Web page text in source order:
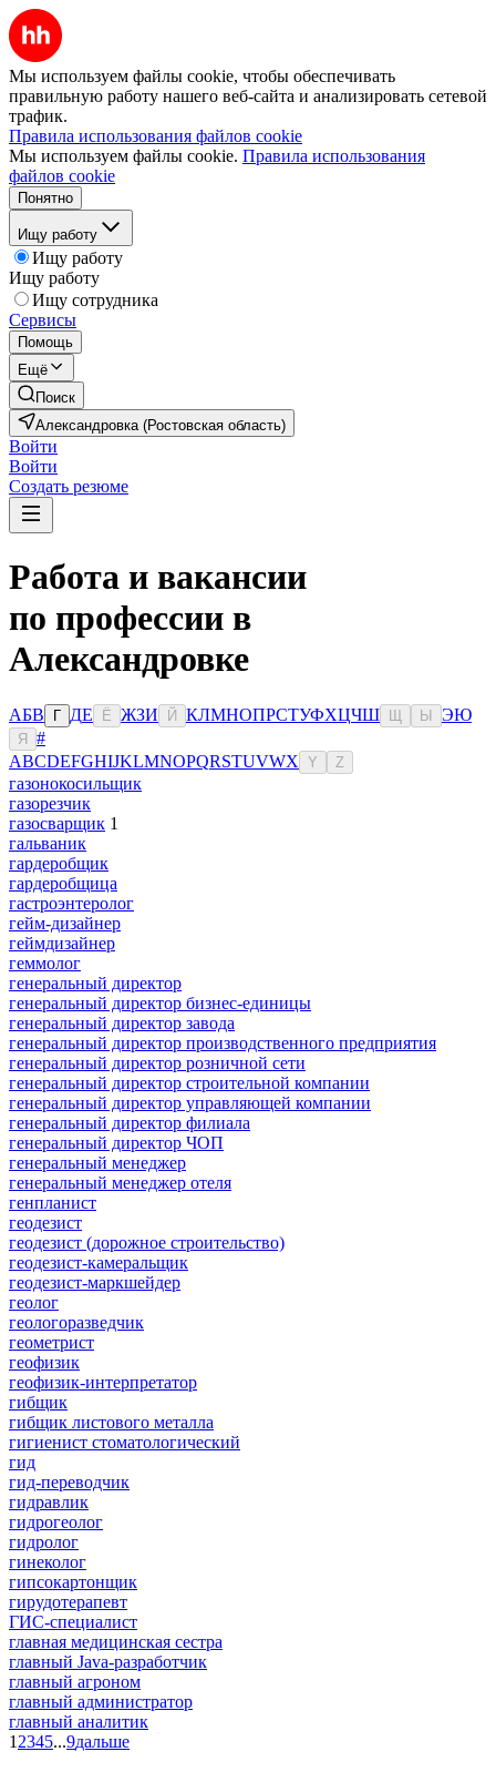
Мы используем файлы cookie, чтобы обеспечивать
правильную работу нашего веб-сайта и анализировать сетевой
трафик.
Правила использования файлов cookie
Мы используем файлы cookie. Правила использования
файлов cookie
Понятно
Ищу работу
Ищу работу
Ищу работу
Ищу сотрудника
Сервисы
Помощь
Ещё
Поиск
Александровка (Ростовская область)
Войти
Войти
Создать резюме
Работа и вакансии
по профессии в
Александровке
АБВ Г ДЕ Ё ЖЗИ Й КЛМНОПРСТУФХЦЧШ Ы ЭЮ
Я
#
ABCDEFGHIJKLMNOPQRSTUVWX Y Z
газонокосильщик
газорезчик
газосварщик 1
гальваник
гардеробщик
гардеробщица
гастроэнтеролог
гейм-дизайнер
геймдизайнер
геммолог
генеральный директор
генеральный директор бизнес-единицы
генеральный директор завода
генеральный директор производственного предприятия
генеральный директор розничной сети
генеральный директор строительной компании
генеральный директор управляющей компании
генеральный директор филиала
генеральный директор ЧОП
генеральный менеджер
генеральный менеджер отеля
генпланист
геодезист
геодезист (дорожное строительство)
геодезист-камеральщик
геодезист-маркшейдер
геолог
геологоразведчик
геометрист
геофизик
геофизик-интерпретатор
гибщик
гибщик листового металла
гигиенист стоматологический
гид
гид-переводчик
гидравлик
гидрогеолог
гидролог
гинеколог
гипсокартонщик
гирудотерапевт
ГИС-специалист
главная медицинская сестра
главный Java-разработчик
главный агроном
главный администратор
главный аналитик
1 2345...9дальше